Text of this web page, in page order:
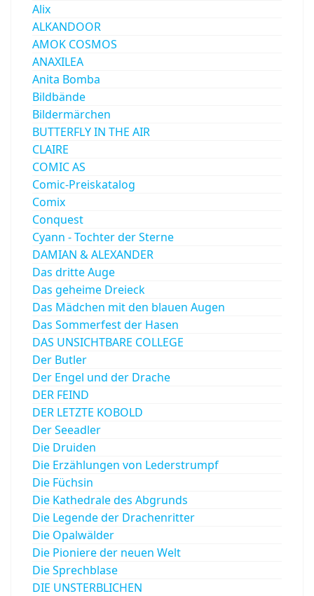
Alix
ALKANDOOR
AMOK COSMOS
ANAXILEA
Anita Bomba
Bildbände
Bildermärchen
BUTTERFLY IN THE AIR
CLAIRE
COMIC AS
Comic-Preiskatalog
Comix
Conquest
Cyann - Tochter der Sterne
DAMIAN & ALEXANDER
Das dritte Auge
Das geheime Dreieck
Das Mädchen mit den blauen Augen
Das Sommerfest der Hasen
DAS UNSICHTBARE COLLEGE
Der Butler
Der Engel und der Drache
DER FEIND
DER LETZTE KOBOLD
Der Seeadler
Die Druiden
Die Erzählungen von Lederstrumpf
Die Füchsin
Die Kathedrale des Abgrunds
Die Legende der Drachenritter
Die Opalwälder
Die Pioniere der neuen Welt
Die Sprechblase
DIE UNSTERBLICHEN